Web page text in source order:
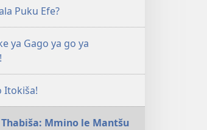
Puku Efe?
ya Gago ya go ya
Itokiša!
Thabiša: Mmino le Mantšu